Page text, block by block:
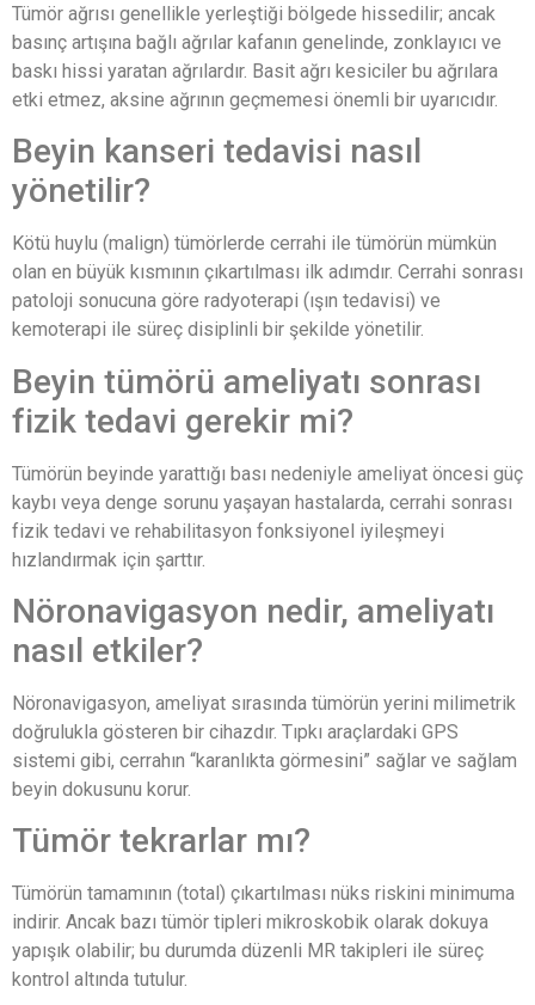
Tümör ağrısı genellikle yerleştiği bölgede hissedilir; ancak
basınç artışına bağlı ağrılar kafanın genelinde, zonklayıcı ve
baskı hissi yaratan ağrılardır. Basit ağrı kesiciler bu ağrılara
etki etmez, aksine ağrının geçmemesi önemli bir uyarıcıdır.
Beyin kanseri tedavisi nasıl
yönetilir?
Kötü huylu (malign) tümörlerde cerrahi ile tümörün mümkün
olan en büyük kısmının çıkartılması ilk adımdır. Cerrahi sonrası
patoloji sonucuna göre radyoterapi (ışın tedavisi) ve
kemoterapi ile süreç disiplinli bir şekilde yönetilir.
Beyin tümörü ameliyatı sonrası
fizik tedavi gerekir mi?
Tümörün beyinde yarattığı bası nedeniyle ameliyat öncesi güç
kaybı veya denge sorunu yaşayan hastalarda, cerrahi sonrası
fizik tedavi ve rehabilitasyon fonksiyonel iyileşmeyi
hızlandırmak için şarttır.
Nöronavigasyon nedir, ameliyatı
nasıl etkiler?
Nöronavigasyon, ameliyat sırasında tümörün yerini milimetrik
doğrulukla gösteren bir cihazdır. Tıpkı araçlardaki GPS
sistemi gibi, cerrahın “karanlıkta görmesini” sağlar ve sağlam
beyin dokusunu korur.
Tümör tekrarlar mı?
Tümörün tamamının (total) çıkartılması nüks riskini minimuma
indirir. Ancak bazı tümör tipleri mikroskobik olarak dokuya
yapışık olabilir; bu durumda düzenli MR takipleri ile süreç
kontrol altında tutulur.